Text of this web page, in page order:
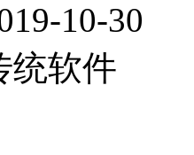
10-30
统软件